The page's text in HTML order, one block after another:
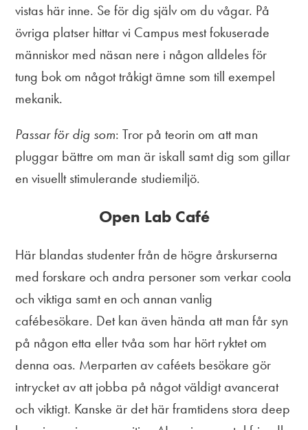
vistas här inne. Se för dig själv om du vågar. På
övriga platser hittar vi Campus mest fokuserade
människor med näsan nere i någon alldeles för
tung bok om något tråkigt ämne som till exempel
mekanik.
Passar för dig som: Tror på teorin om att man
pluggar bättre om man är iskall samt dig som gillar
en visuellt stimulerande studiemiljö.
Open Lab Café
Här blandas studenter från de högre årskurserna
med forskare och andra personer som verkar coola
och viktiga samt en och annan vanlig
cafébesökare. Det kan även hända att man får syn
på någon etta eller tvåa som har hört ryktet om
denna oas. Merparten av caféets besökare gör
intrycket av att jobba på något väldigt avancerat
och viktigt. Kanske är det här framtidens stora deep